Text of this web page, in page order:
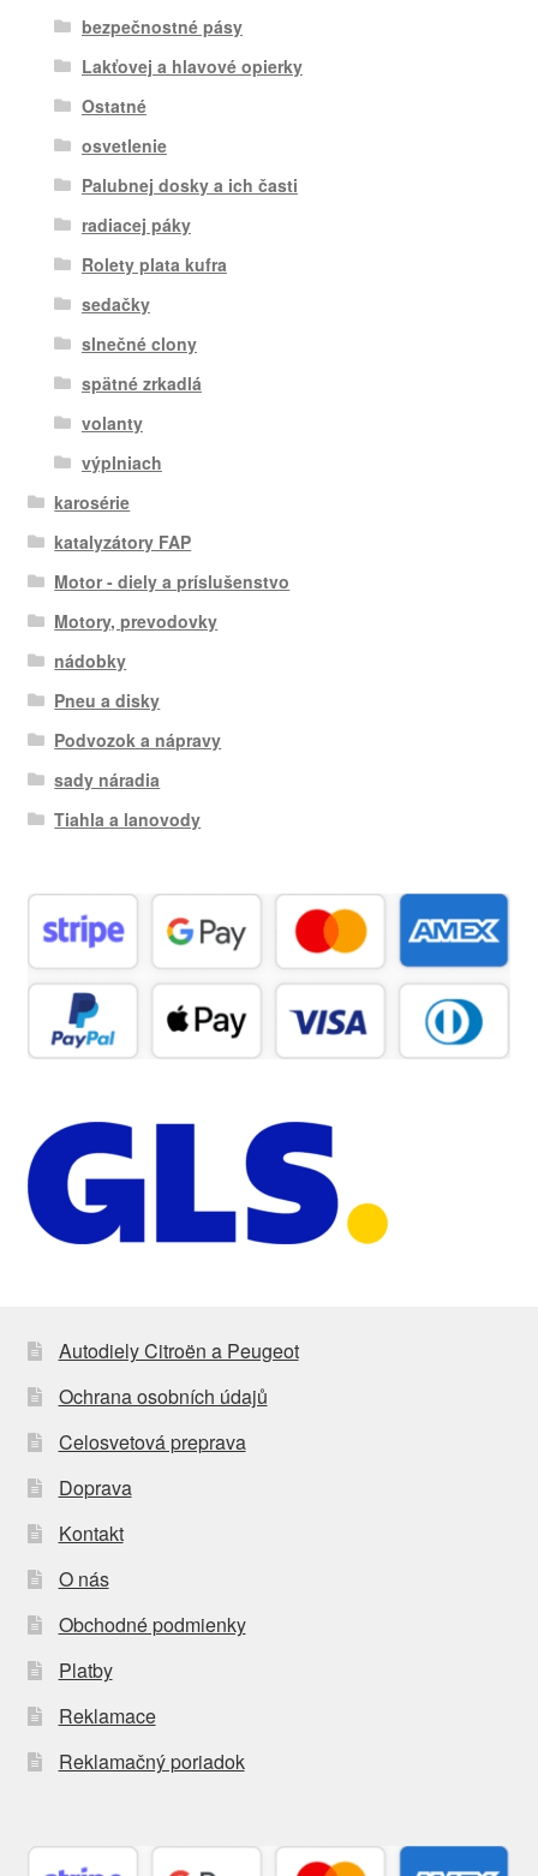
bezpečnostné pásy
Lakťovej a hlavové opierky
Ostatné
osvetlenie
Palubnej dosky a ich časti
radiacej páky
Rolety plata kufra
sedačky
slnečné clony
spätné zrkadlá
volanty
výplniach
karosérie
katalyzátory FAP
Motor - diely a príslušenstvo
Motory, prevodovky
nádobky
Pneu a disky
Podvozok a nápravy
sady náradia
Tiahla a lanovody
Autodiely Citroën a Peugeot
Ochrana osobních údajů
Celosvetová preprava
Doprava
Kontakt
O nás
Obchodné podmienky
Platby
Reklamace
Reklamačný poriadok